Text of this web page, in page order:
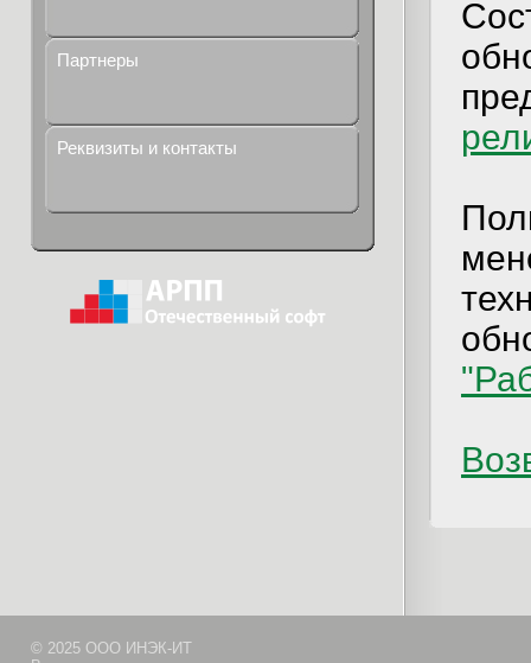
Партнеры
Реквизиты и контакты
© 2025 ООО ИНЭК-ИТ